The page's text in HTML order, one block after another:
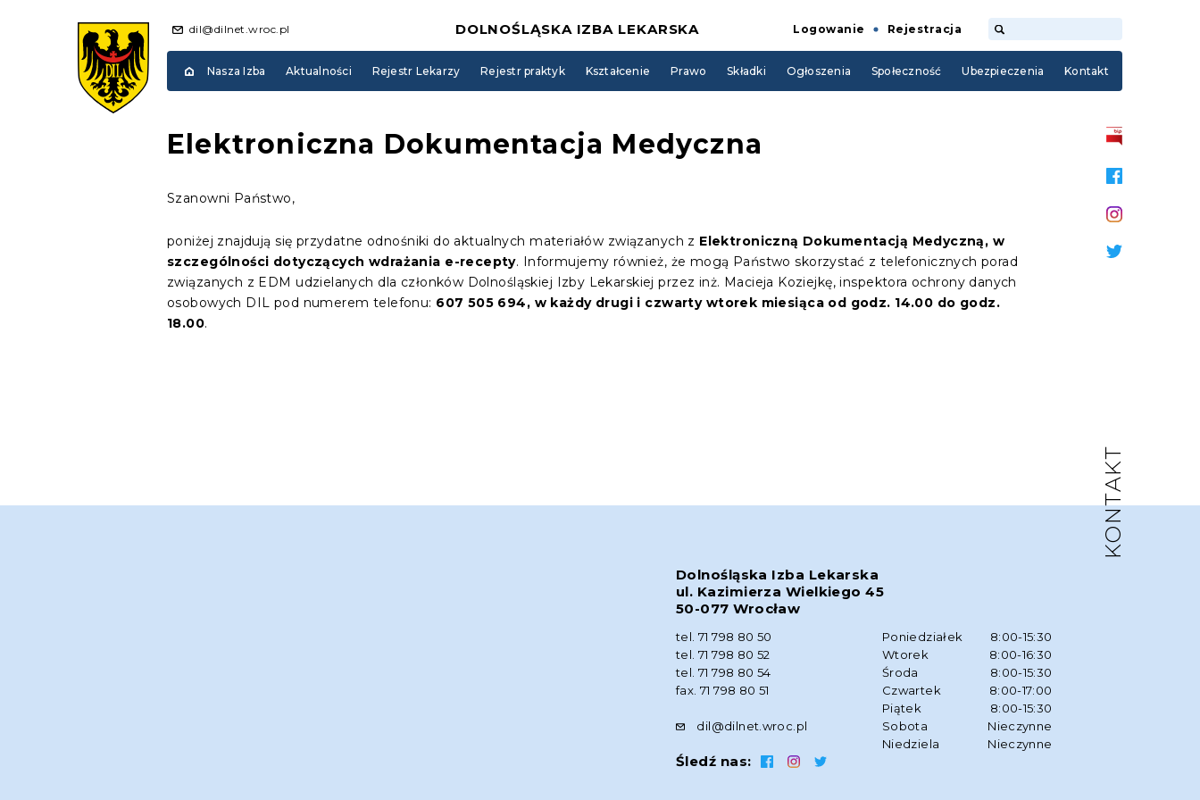
dil@dilnet.wroc.pl DOLNOŚLĄSKA IZBA LEKARSKA Logowanie Rejestracja
Nasza Izba Aktualności Rejestr Lekarzy Rejestr praktyk Kształcenie Prawo Składki Ogłoszenia Społeczność Ubezpieczenia Kontakt
Elektroniczna Dokumentacja Medyczna
Szanowni Państwo,
poniżej znajdują się przydatne odnośniki do aktualnych materiałów związanych z Elektroniczną Dokumentacją Medyczną, w
szczególności dotyczących wdrażania e-recepty. Informujemy również, że mogą Państwo skorzystać z telefonicznych porad
związanych z EDM udzielanych dla członków Dolnośląskiej Izby Lekarskiej przez inż. Macieja Koziejkę, inspektora ochrony danych
osobowych DIL pod numerem telefonu: 607 505 694, w każdy drugi i czwarty wtorek miesiąca od godz. 14.00 do godz.
18.00.
KONTAKT
Dolnośląska Izba Lekarska
ul. Kazimierza Wielkiego 45
50-077 Wrocław
tel. 71 798 80 50
tel. 71 798 80 52
tel. 71 798 80 54
fax. 71 798 80 51
dil@dilnet.wroc.pl
Śledź nas:
Poniedziałek
8:00-15:30
Wtorek
8:00-16:30
Środa
8:00-15:30
Czwartek
8:00-17:00
Piątek
8:00-15:30
Sobota
Nieczynne
Niedziela
Nieczynne